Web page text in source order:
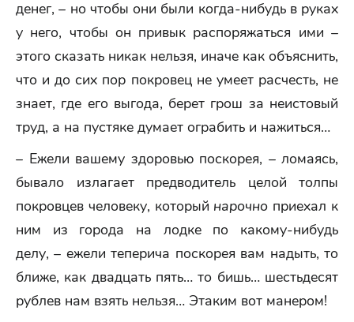
денег, – но чтобы они были когда-нибудь в руках
у него, чтобы он привык распоряжаться ими –
этого сказать никак нельзя, иначе как объяснить,
что и до сих пор покровец не умеет расчесть, не
знает, где его выгода, берет грош за неистовый
труд, а на пустяке думает ограбить и нажиться…
– Ежели вашему здоровью поскорея, – ломаясь,
бывало излагает предводитель целой толпы
покровцев человеку, который нарочно приехал к
ним из города на лодке по какому-нибудь
делу, – ежели теперича поскорея вам надыть, то
ближе, как двадцать пять… то бишь… шестьдесят
рублев нам взять нельзя… Этаким вот манером!